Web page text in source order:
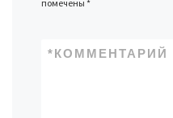
помечены*
КОММЕНТАРИЙ
*